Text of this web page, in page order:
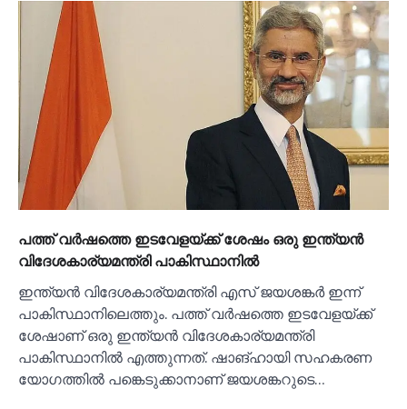
പത്ത് വര്‍ഷത്തെ ഇടവേളയ്ക്ക് ശേഷം ഒരു ഇന്ത്യന്‍
വിദേശകാര്യമന്ത്രി പാകിസ്ഥാനില്‍
ഇന്ത്യന്‍ വിദേശകാര്യമന്ത്രി എസ് ജയശങ്കര്‍ ഇന്ന്
പാകിസ്ഥാനിലെത്തും. പത്ത് വര്‍ഷത്തെ ഇടവേളയ്ക്ക്
ശേഷാണ് ഒരു ഇന്ത്യന്‍ വിദേശകാര്യമന്ത്രി
പാകിസ്ഥാനില്‍ എത്തുന്നത്. ഷാങ്ഹായി സഹകരണ
യോഗത്തില്‍ പങ്കെടുക്കാനാണ് ജയശങ്കറുടെ…